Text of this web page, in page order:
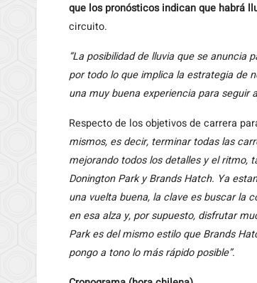
que los pronósticos indican que habrá
circuito.
“La posibilidad de lluvia que se
por todo lo que implica la estrategia de
una muy buena experiencia para seguir
Respecto de los objetivos de carrera
mismos, es decir, terminar todas las
mejorando todos los detalles y el ritmo,
Donington Park y Brands Hatch. Ya
una vuelta buena, la clave es buscar la
en esa alza y, por supuesto, disfrutar
Park es del mismo estilo que Brands
pongo a tono lo más rápido posible”.